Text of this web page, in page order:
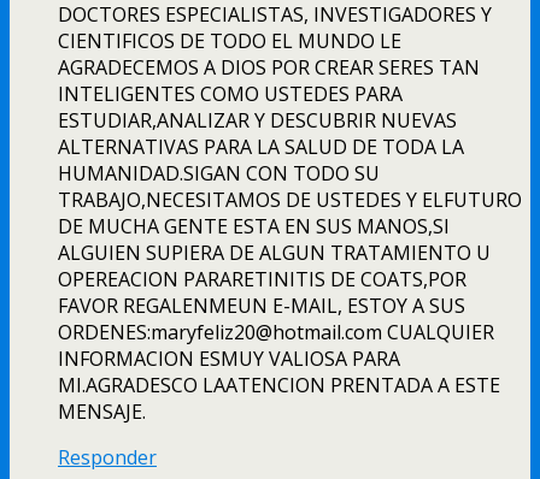
DOCTORES ESPECIALISTAS, INVESTIGADORES Y
CIENTIFICOS DE TODO EL MUNDO LE
AGRADECEMOS A DIOS POR CREAR SERES TAN
INTELIGENTES COMO USTEDES PARA
ESTUDIAR,ANALIZAR Y DESCUBRIR NUEVAS
ALTERNATIVAS PARA LA SALUD DE TODA LA
HUMANIDAD.SIGAN CON TODO SU
TRABAJO,NECESITAMOS DE USTEDES Y ELFUTURO
DE MUCHA GENTE ESTA EN SUS MANOS,SI
ALGUIEN SUPIERA DE ALGUN TRATAMIENTO U
OPEREACION PARARETINITIS DE COATS,POR
FAVOR REGALENMEUN E-MAIL, ESTOY A SUS
ORDENES:maryfeliz20@hotmail.com CUALQUIER
INFORMACION ESMUY VALIOSA PARA
MI.AGRADESCO LAATENCION PRENTADA A ESTE
MENSAJE.
Responder